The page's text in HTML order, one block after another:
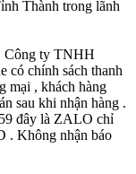
Thành trong lãnh
Công ty TNHH
có chính sách thanh
mại , khách hàng
sau khi nhận hàng .
đây là ZALO chỉ
. Không nhận báo